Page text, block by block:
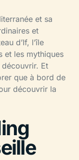
et sa
et
d’If, l’île
et les mythiques
Et
que à bord de
découvrir la